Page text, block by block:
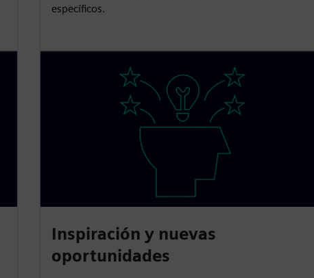
específicos.
Inspiración y nuevas
oportunidades